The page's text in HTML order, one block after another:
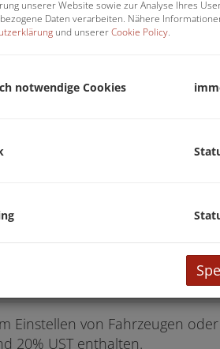
Einstellen von Fahrzeugen
20% UST enthalten.
unserer Website sowie zur Analyse Ihres
Daten verarbeiten. Nähere
und unsererCookie Policy.
notwendige Cookies